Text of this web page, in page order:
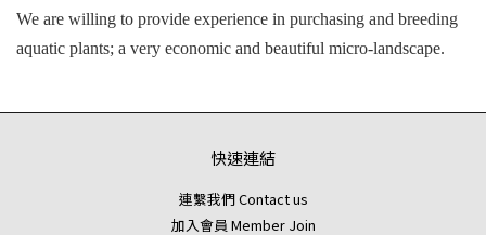
We are willing to provide experience in purchasing and breeding
aquatic plants; a very economic and beautiful micro-landscape.
快速連結
連繫我們 Contact us
加入會員 Member Join